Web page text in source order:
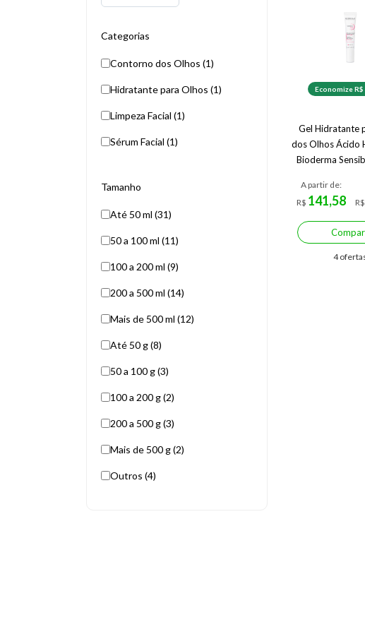
Categorias
Contorno dos Olhos (1)
Hidratante para Olhos (1)
Limpeza Facial (1)
Sérum Facial (1)
Tamanho
Até 50 ml (31)
50 a 100 ml (11)
100 a 200 ml (9)
200 a 500 ml (14)
Mais de 500 ml (12)
Até 50 g (8)
50 a 100 g (3)
100 a 200 g (2)
200 a 500 g (3)
Mais de 500 g (2)
Outros (4)
Economize R$
Gel Hidratante
dos Olhos Ácido
Bioderma
A partir de:
R$ 141,58
R$
4